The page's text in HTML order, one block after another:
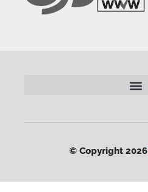
© Copyright 2026